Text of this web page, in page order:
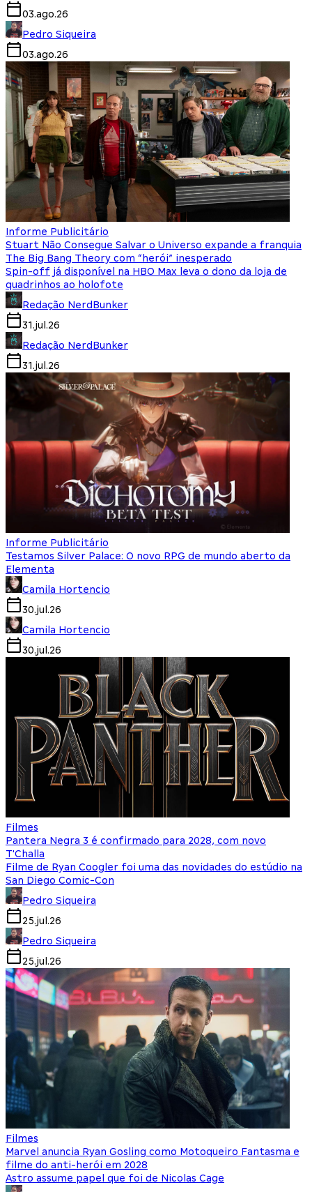
03.ago.26
Pedro Siqueira
03.ago.26
Informe Publicitário
Stuart Não Consegue Salvar o Universo expande a franquia
The Big Bang Theory com “herói” inesperado
Spin-off já disponível na HBO Max leva o dono da loja de
quadrinhos ao holofote
Redação NerdBunker
31.jul.26
Redação NerdBunker
31.jul.26
Informe Publicitário
Testamos Silver Palace: O novo RPG de mundo aberto da
Elementa
Camila Hortencio
30.jul.26
Camila Hortencio
30.jul.26
Filmes
Pantera Negra 3 é confirmado para 2028, com novo
T'Challa
Filme de Ryan Coogler foi uma das novidades do estúdio na
San Diego Comic-Con
Pedro Siqueira
25.jul.26
Pedro Siqueira
25.jul.26
Filmes
Marvel anuncia Ryan Gosling como Motoqueiro Fantasma e
filme do anti-herói em 2028
Astro assume papel que foi de Nicolas Cage